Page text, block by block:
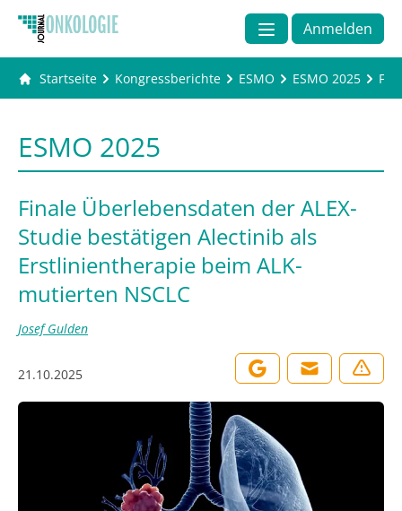
Anmelden
Startseite Kongressberichte ESMO ESMO 2025
ESMO 2025
Finale Überlebensdaten der ALEX-
Studie bestätigen Alectinib als
Erstlinientherapie beim ALK-
mutierten NSCLC
Josef Gulden
21.10.2025